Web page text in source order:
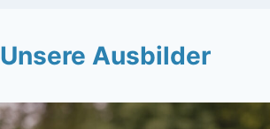
Unsere Ausbilder